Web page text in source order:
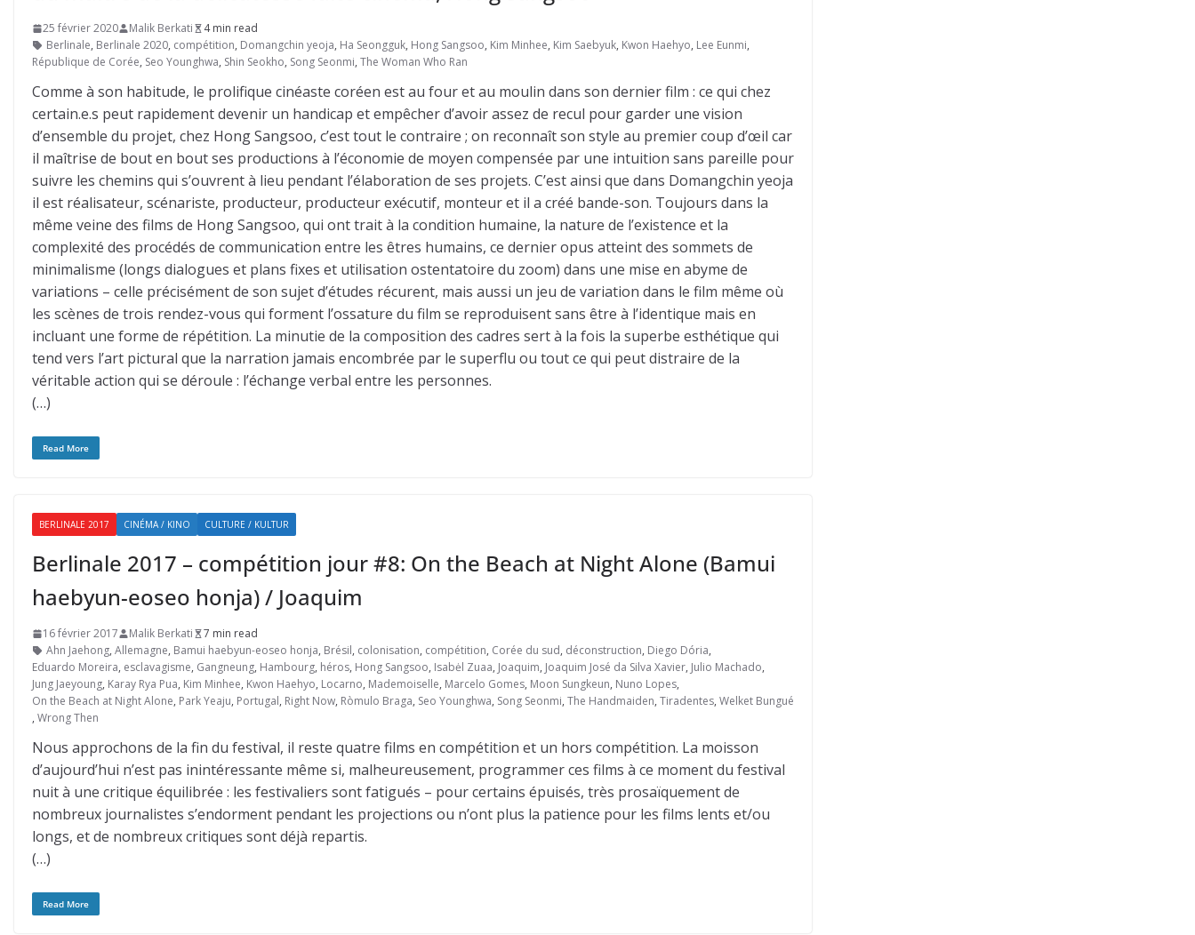
25 février 2020 Malik Berkati
4 min read
Berlinale, Berlinale 2020, compétition, Domangchin yeoja, Ha Seongguk, Hong Sangsoo, Kim Minhee, Kim Saebyuk, Kwon Haehyo, Lee Eunmi,
République de Corée, Seo Younghwa, Shin Seokho, Song Seonmi, The Woman Who Ran
Comme à son habitude, le prolifique cinéaste coréen est au four et au moulin dans son dernier film : ce qui chez
certain.e.s peut rapidement devenir un handicap et empêcher d’avoir assez de recul pour garder une vision
d’ensemble du projet, chez Hong Sangsoo, c’est tout le contraire ; on reconnaît son style au premier coup d’œil car
il maîtrise de bout en bout ses productions à l’économie de moyen compensée par une intuition sans pareille pour
suivre les chemins qui s’ouvrent à lieu pendant l’élaboration de ses projets. C’est ainsi que dans Domangchin yeoja
il est réalisateur, scénariste, producteur, producteur exécutif, monteur et il a créé bande-son. Toujours dans la
même veine des films de Hong Sangsoo, qui ont trait à la condition humaine, la nature de l’existence et la
complexité des procédés de communication entre les êtres humains, ce dernier opus atteint des sommets de
minimalisme (longs dialogues et plans fixes et utilisation ostentatoire du zoom) dans une mise en abyme de
variations – celle précisément de son sujet d’études récurent, mais aussi un jeu de variation dans le film même où
les scènes de trois rendez-vous qui forment l’ossature du film se reproduisent sans être à l’identique mais en
incluant une forme de répétition. La minutie de la composition des cadres sert à la fois la superbe esthétique qui
tend vers l’art pictural que la narration jamais encombrée par le superflu ou tout ce qui peut distraire de la
véritable action qui se déroule : l’échange verbal entre les personnes.
(…)
Read More
BERLINALE 2017 CINÉMA / KINO CULTURE / KULTUR
Berlinale 2017 – compétition jour #8: On the Beach at Night Alone (Bamui
haebyun-eoseo honja) / Joaquim
16 février 2017 Malik Berkati
7 min read
Ahn Jaehong, Allemagne, Bamui haebyun-eoseo honja, Brésil, colonisation, compétition, Corée du sud, déconstruction, Diego Dória,
Eduardo Moreira, esclavagisme, Gangneung, Hambourg, héros, Hong Sangsoo, Isabėl Zuaa, Joaquim, Joaquim José da Silva Xavier, Julio Machado,
Jung Jaeyoung, Karay Rya Pua, Kim Minhee, Kwon Haehyo, Locarno, Mademoiselle, Marcelo Gomes, Moon Sungkeun, Nuno Lopes,
On the Beach at Night Alone, Park Yeaju, Portugal, Right Now, Ròmulo Braga, Seo Younghwa, Song Seonmi, The Handmaiden, Tiradentes, Welket Bungué
, Wrong Then
Nous approchons de la fin du festival, il reste quatre films en compétition et un hors compétition. La moisson
d’aujourd’hui n’est pas inintéressante même si, malheureusement, programmer ces films à ce moment du festival
nuit à une critique équilibrée : les festivaliers sont fatigués – pour certains épuisés, très prosaïquement de
nombreux journalistes s’endorment pendant les projections ou n’ont plus la patience pour les films lents et/ou
longs, et de nombreux critiques sont déjà repartis.
(…)
Read More